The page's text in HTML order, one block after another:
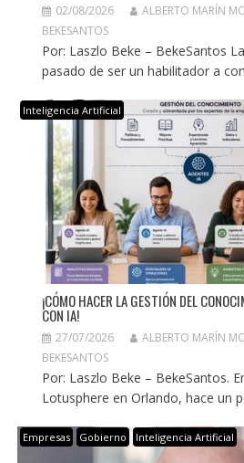
02/08/2026
ALBERTO MARÍN
BEKESANTOS
Por: Laszlo Beke – BekeSantos
pasado de ser un habilitador a
Inteligencia Artificial
¡CÓMO HACER LA GESTIÓN DEL
CON IA!
27/07/2026
ALBERTO MARÍN
BEKESANTOS
Por: Laszlo Beke – BekeSantos.
Lotusphere en Orlando, hace un
Empresas Gobierno Inteligencia Artificial